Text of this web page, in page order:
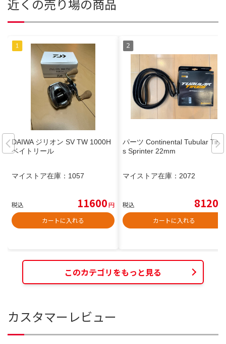
近くの売り場の商品
DAIWA ジリオン SV TW 1000H
ベイトリール
マイストア在庫： 1057
税込 11600円
カートに入れる
パーツ Continental Tubular Tire
s Sprinter 22mm
マイストア在庫： 2072
税込 8120
カートに入れる
このカテゴリをもっと見る
カスタマーレビュー